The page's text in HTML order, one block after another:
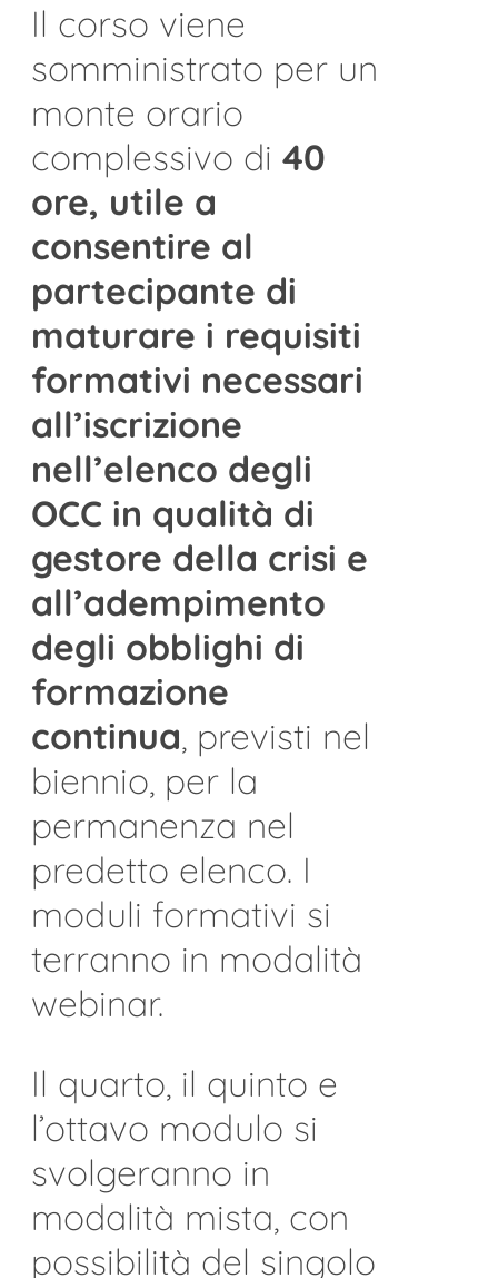
Il corso viene
somministrato per un
monte orario
complessivo di 40
ore, utile a
consentire al
partecipante di
maturare i requisiti
formativi necessari
all’iscrizione
nell’elenco degli
OCC in qualità di
gestore della crisi e
all’adempimento
degli obblighi di
formazione
continua, previsti nel
biennio, per la
permanenza nel
predetto elenco. I
moduli formativi si
terranno in modalità
webinar.
Il quarto, il quinto e
l’ottavo modulo si
svolgeranno in
modalità mista, con
possibilità del singolo